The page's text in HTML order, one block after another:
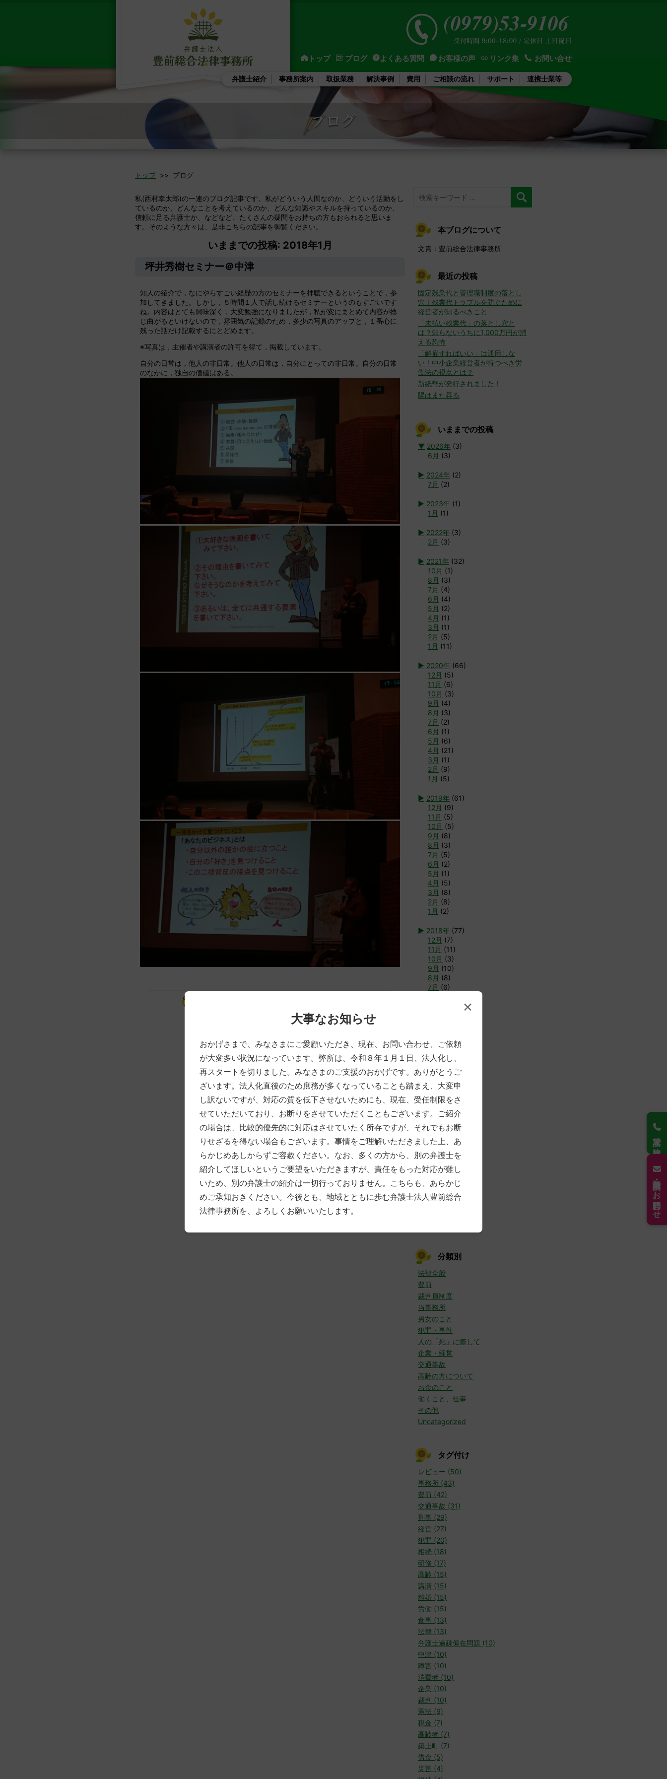
電話で法律相談
取材・講演のお問合わせ
トップ ブログ よくある質問 お客様の声 リンク集 お問い合せ
弁護士紹介 事務所案内 取扱業務 解決事例 費用 ご相談の流れ サポート 連携士業等
トップ>> ブログ
私(西村幸太郎)の一連のブログ記事です。私がどういう人間なのか、どういう活動をし
ているのか、どんなことを考えているのか、どんな知識やスキルを持っているのか、
信頼に足る弁護士か、などなど、たくさんの疑問をお持ちの方もおられると思いま
す。そのような方々は、是非こちらの記事を御覧ください。
いままでの投稿: 2018年1月
坪井秀樹セミナー＠中津
知人の紹介で，なにやらすごい経歴の方のセミナーを拝聴できるということで，参
加してきました。しかし，５時間１人で話し続けるセミナーというのもすごいです
ね。内容はとても興味深く，大変勉強になりましたが，私が変にまとめて内容が捻
じ曲がるといけないので，雰囲気の記録のため，多少の写真のアップと，１番心に
残った話だけ記載するにとどめます。
※写真は，主催者や講演者の許可を得て，掲載しています。
自分の日常は，他人の非日常。他人の日常は，自分にとっての非日常。自分の日常
のなかに，独自の価値はある。
Search
本ブログについて
文責：豊前総合法律事務所
最近の投稿
固定残業代と管理職制度の落とし
穴｜残業代トラブルを防ぐために
経営者が知るべきこと
「未払い残業代」の落とし穴と
は？知らないうちに1,000万円が消
える恐怖
「解雇すればいい」は通用しな
い！中小企業経営者が持つべき労
働法の視点とは？
新紙幣が発行されました！
陽はまた昇る
いままでの投稿
▼ 2026年 (3)
6月 (3)
► 2024年 (2)
7月 (2)
► 2023年 (1)
1月 (1)
► 2022年 (3)
2月 (3)
► 2021年 (32)
10月 (1)
8月 (3)
7月 (4)
6月 (4)
5月 (2)
4月 (1)
3月 (1)
2月 (5)
1月 (11)
► 2020年 (66)
12月 (5)
11月 (6)
10月 (3)
9月 (4)
8月 (3)
7月 (2)
6月 (1)
5月 (6)
4月 (21)
3月 (1)
2月 (9)
1月 (5)
► 2019年 (61)
12月 (9)
11月 (5)
10月 (5)
9月 (8)
8月 (3)
7月 (5)
6月 (2)
5月 (1)
4月 (5)
3月 (8)
2月 (8)
1月 (2)
► 2018年 (77)
12月 (7)
11月 (11)
10月 (3)
9月 (10)
8月 (8)
7月 (6)
1月
(1)
► 2017年 (83)
12月 (4)
11月 (7)
10月 (12)
9月 (4)
8月
(4)
7月
(4)
6月 (2)
5月
(7)
4月
(3)
3月 (8)
2月 (7)
(21)
► 2016年 (30)
分類別
法律全般
豊前
裁判員制度
当事務所
男女のこと
犯罪・事件
人の「死」に際して
企業・経営
交通事故
高齢の方について
お金のこと
働くこと、仕事
その他
Uncategorized
タグ付け
レビュー (50)
事務所 (43)
豊前 (42)
交通事故 (31)
刑事 (29)
経営 (27)
犯罪 (20)
相続 (18)
研修 (17)
高齢 (15)
講演 (15)
離婚 (15)
労働 (15)
食事 (13)
法律 (13)
弁護士過疎偏在問題 (10)
中津 (10)
障害 (10)
消費者 (10)
企業 (10)
裁判 (10)
憲法 (9)
税金 (7)
高齢者 (7)
築上町 (7)
借金 (5)
災害 (4)
×
大事なお知らせ
おかげさまで、みなさまにご愛顧いただき、現在、お問い合わせ、ご依頼
が大変多い状況になっています。弊所は、令和８年１月１日、法人化し、
再スタートを切りました。みなさまのご支援のおかげです。ありがとうご
ざいます。法人化直後のため庶務が多くなっていることも踏まえ、大変申
し訳ないですが、対応の質を低下させないためにも、現在、受任制限をさ
せていただいており、お断りをさせていただくこともございます。ご紹介
の場合は、比較的優先的に対応はさせていたく所存ですが、それでもお断
りせざるを得ない場合もございます。事情をご理解いただきました上、あ
らかじめあしからずご容赦ください。なお、多くの方から、別の弁護士を
紹介してほしいというご要望をいただきますが、責任をもった対応が難し
いため、別の弁護士の紹介は一切行っておりません。こちらも、あらかじ
めご承知おきください。今後とも、地域とともに歩む弁護士法人豊前総合
法律事務所を、よろしくお願いいたします。